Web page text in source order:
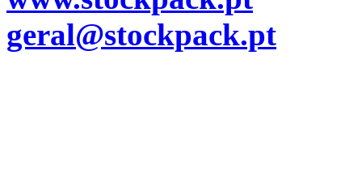
geral@stockpack.pt